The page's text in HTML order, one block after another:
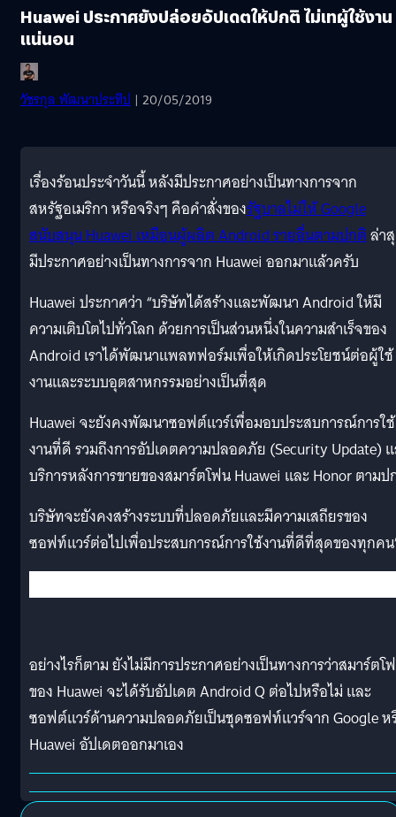
Huawei ประกาศยังปล่อยอัปเดตให้ปกติ ไม่เทผู้ใช้งาน
แน่นอน
วัชรกุล พัฒนาประทีป | 20/05/2019
เรื่องร้อนประจำวันนี้ หลังมีประกาศอย่างเป็นทางการจาก
สหรัฐอเมริกา หรือจริงๆ คือคำสั่งของรัฐบาลไม่ให้ Google
สนับสนุน Huawei เหมือนผู้ผลิต Android รายอื่นตามปกติล่า
มีประกาศอย่างเป็นทางการจาก Huawei ออกมาแล้วครับ
Huawei ประกาศว่า “บริษัทได้สร้างและพัฒนา Android ให้มี
ความเติบโตไปทั่วโลก ด้วยการเป็นส่วนหนึ่งในความสำเร็จของ
Android เราได้พัฒนาแพลทฟอร์มเพื่อให้เกิดประโยชน์ต่อผู้ใช้
งานและระบบอุตสาหกรรมอย่างเป็นที่สุด
Huawei จะยังคงพัฒนาซอฟต์แวร์เพื่อมอบประสบการณ์การใช้
งานที่ดี รวมถึงการอัปเดตความปลอดภัย (Security Update)
บริการหลังการขายของสมาร์ตโฟน Huawei และ Honor ตาม
บริษัทจะยังคงสร้างระบบที่ปลอดภัยและมีความเสถียรของ
ซอฟท์แวร์ต่อไปเพื่อประสบการณ์การใช้งานที่ดีที่สุดของทุกค
อย่างไรก็ตาม ยังไม่มีการประกาศอย่างเป็นทางการว่าสมาร์ตโ
ของ Huawei จะได้รับอัปเดต Android Q ต่อไปหรือไม่ และ
ซอฟต์แวร์ด้านความปลอดภัยเป็นชุดซอฟท์แวร์จาก Google ห
Huawei อัปเดตออกมาเอง